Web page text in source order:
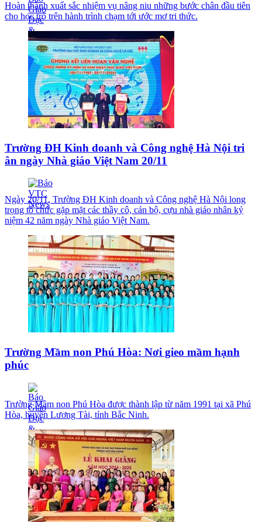
Hoàn thành xuất sắc nhiệm vụ nâng niu những bước chân đầu tiên
cho học trò trên hành trình chạm tới ước mơ tri thức.
Trường ĐH Kinh doanh và Công nghệ Hà Nội tri
ân ngày Nhà giáo Việt Nam 20/11
Ngày 20/11, Trường ĐH Kinh doanh và Công nghệ Hà Nội long
trọng tổ chức gặp mặt các thầy cô, cán bộ, cựu nhà giáo nhân kỷ
niệm 42 năm ngày Nhà giáo Việt Nam.
Trường Mầm non Phú Hòa: Nơi gieo mầm hạnh
phúc
Trường Mầm non Phú Hòa được thành lập từ năm 1991 tại xã Phú
Hòa, huyện Lương Tài, tỉnh Bắc Ninh.